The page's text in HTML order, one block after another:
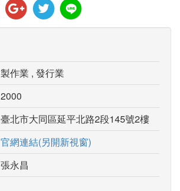
製作業 , 發行業
2000
臺北市大同區延平北路2段145號2樓
官網連結(另開新視窗)
張永昌